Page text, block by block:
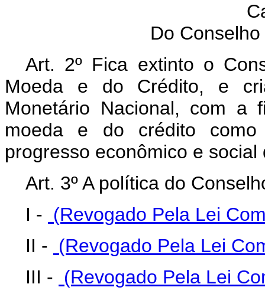
Do
Art. 2º Fica extinto o
Moeda e do Crédito, e
Monetário Nacional, com a
moeda e do crédito
progresso econômico e social
Art. 3º A política do
I - (Revogado Pela Lei
II - (Revogado Pela Lei
III - (Revogado Pela Lei